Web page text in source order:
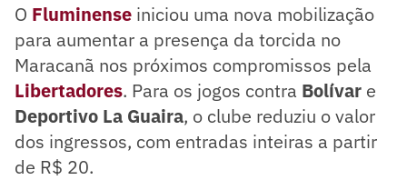
O Fluminense iniciou uma nova mobilização
para aumentar a presença da torcida no
Maracanã nos próximos compromissos pela
Libertadores. Para os jogos contra Bolívar e
Deportivo La Guaira, o clube reduziu o valor
dos ingressos, com entradas inteiras a partir
de R$ 20.